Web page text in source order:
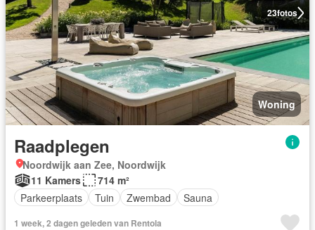
23fotos
Woning
Raadplegen
Noordwijk aan Zee, Noordwijk
11 Kamers
714 m²
Parkeerplaats
Tuin Zwembad Sauna
1 week, 2 dagen geleden van Rentola